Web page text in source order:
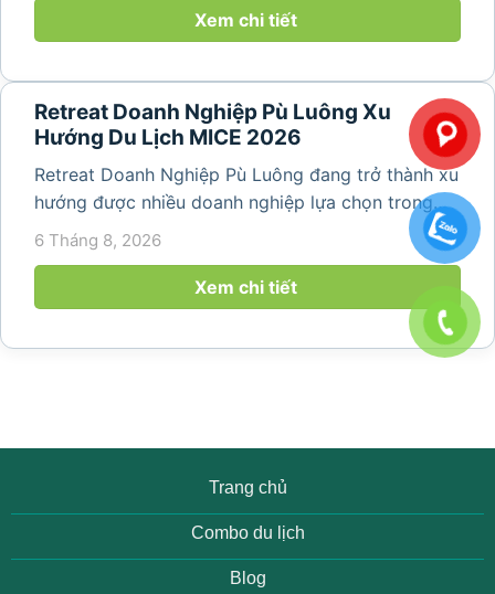
lịch đơn thuần, nhiều công ty...
Xem chi tiết
Retreat Doanh Nghiệp Pù Luông Xu
Hướng Du Lịch MICE 2026
Retreat Doanh Nghiệp Pù Luông đang trở thành xu
hướng được nhiều doanh nghiệp lựa chọn trong
năm 2026 khi nhu cầu kết hợp nghỉ dưỡng, hội
họp và gắn kết đội ngũ ngày càng tăng. Không chỉ
mang đến khoảng thời gian thư giãn...
6 Tháng 8, 2026
Xem chi tiết
Trang chủ
Combo du lịch
Blog